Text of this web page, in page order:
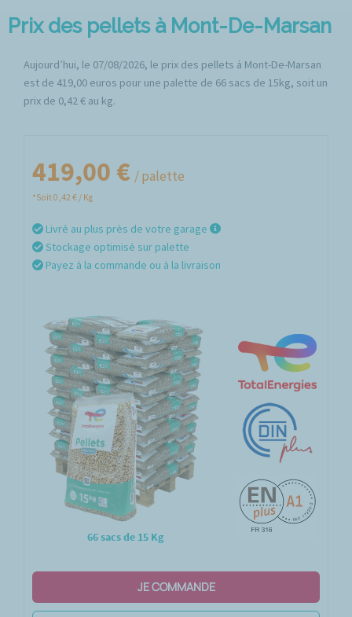
Prix des pellets à Mont-De-Marsan
Aujourd’hui, le 07/08/2026, le prix des pellets à Mont-De-Marsan
est de 419,00 euros pour une palette de 66 sacs de 15kg, soit un
prix de 0,42 € au kg.
66 sacs de 15 Kg
419,00 € / palette
*Soit 0,42 € / Kg
Livré au plus près de votre garage
Stockage optimisé sur palette
Payez à la commande ou à la livraison
JE COMMANDE